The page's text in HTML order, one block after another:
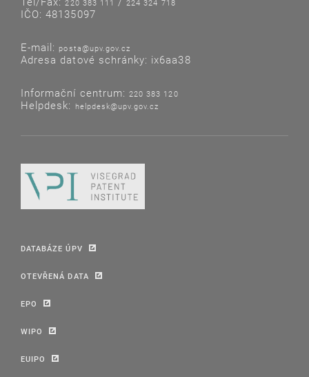
220 383 111 224 324 718
IČO: 48135097
E-mail: posta@upv.gov.cz
Adresa datové schránky: ix6aa38
Informační centrum: 220 383 120
Helpdesk: helpdesk@upv.gov.cz
DATABÁZE ÚPV
OTEVŘENÁ DATA
EPO
WIPO
EUIPO